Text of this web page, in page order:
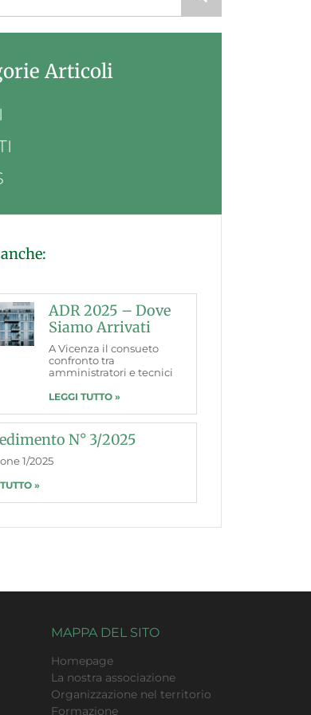
Articoli
ADR 2025 – Dove
Siamo Arrivati
A Vicenza il consueto
confronto tra
amministratori e tecnici
LEGGI TUTTO »
N° 3/2025
1/2025
»
MAPPA DEL SITO
Homepage
La nostra associazione
Organizzazione nel territorio
Formazione